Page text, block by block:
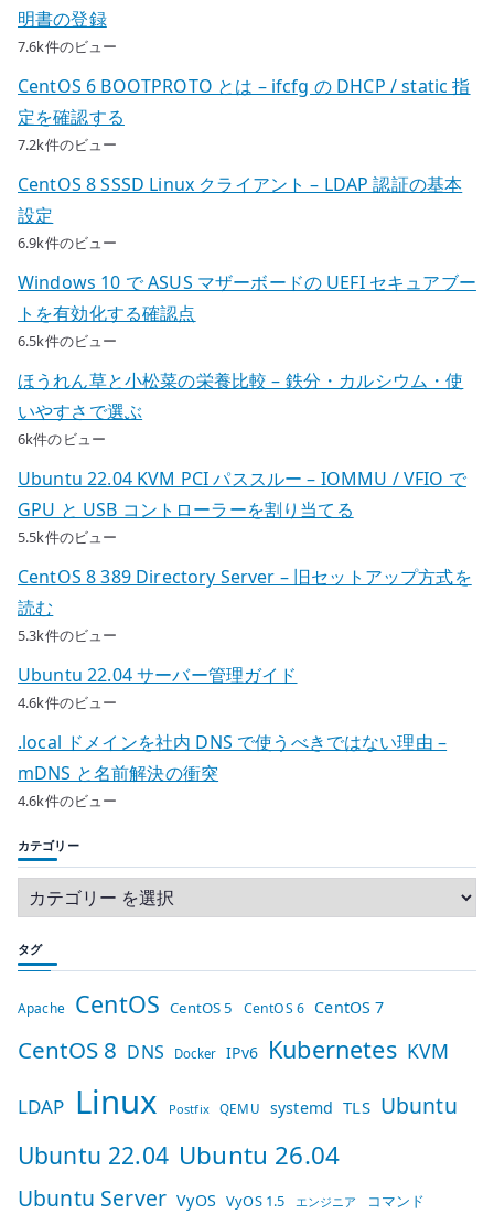
明書の登録
7.6k件のビュー
CentOS 6 BOOTPROTO とは – ifcfg の DHCP / static 指
定を確認する
7.2k件のビュー
CentOS 8 SSSD Linux クライアント – LDAP 認証の基本
設定
6.9k件のビュー
Windows 10 で ASUS マザーボードの UEFI セキュアブー
トを有効化する確認点
6.5k件のビュー
ほうれん草と小松菜の栄養比較 – 鉄分・カルシウム・使
いやすさで選ぶ
6k件のビュー
Ubuntu 22.04 KVM PCI パススルー – IOMMU / VFIO で
GPU と USB コントローラーを割り当てる
5.5k件のビュー
CentOS 8 389 Directory Server – 旧セットアップ方式を
読む
5.3k件のビュー
Ubuntu 22.04 サーバー管理ガイド
4.6k件のビュー
.local ドメインを社内 DNS で使うべきではない理由 –
mDNS と名前解決の衝突
4.6k件のビュー
カテゴリー
タグ
Apache CentOS CentOS 5 CentOS 6 CentOS 7
CentOS 8 DNS Docker IPv6 Kubernetes KVM
LDAP Linux Postfix QEMU systemd TLS Ubuntu
Ubuntu 22.04 Ubuntu 26.04
Ubuntu Server VyOS VyOS 1.5 エンジニア コマンド